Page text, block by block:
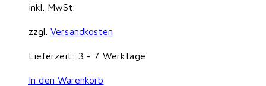
auf
Produktseite
inkl. MwSt.
zzgl. Versandkosten
Lieferzeit: 3 - 7 Werktage
In den Warenkorb